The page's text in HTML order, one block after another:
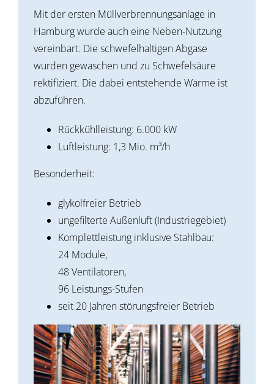
Mit der ersten Müllverbrennungsanlage in
Hamburg wurde auch eine Neben-Nutzung
vereinbart. Die schwefelhaltigen Abgase
wurden gewaschen und zu Schwefelsäure
rektifiziert. Die dabei entstehende Wärme ist
abzuführen.
Rückkühlleistung: 6.000 kW
Luftleistung: 1,3 Mio. m³/h
Besonderheit:
glykolfreier Betrieb
ungefilterte Außenluft (Industriegebiet)
Komplettleistung inklusive Stahlbau:
24 Module,
48 Ventilatoren,
96 Leistungs-Stufen
seit 20 Jahren störungsfreier Betrieb